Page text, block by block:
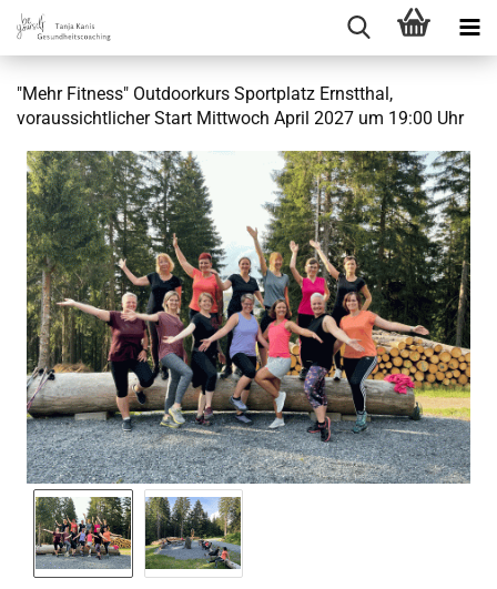
"Mehr Fitness" Outdoorkurs Sportplatz Ernstthal,
voraussichtlicher Start Mittwoch April 2027 um 19:00 Uhr